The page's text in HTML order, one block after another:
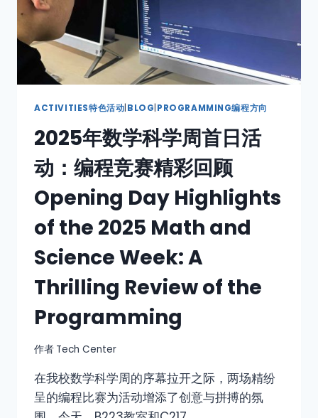
ACTIVITIES特色活动 BLOG PROGRAMMING编程方向
2025年数学科学周首日活
动：编程竞赛精彩回顾
Opening Day Highlights
of the 2025 Math and
Science Week: A
Thrilling Review of the
Programming
作者 Tech Center
在我校数学科学周的序幕拉开之际，两场精纷
呈的编程比赛为活动增添了创意与拼搏的氛